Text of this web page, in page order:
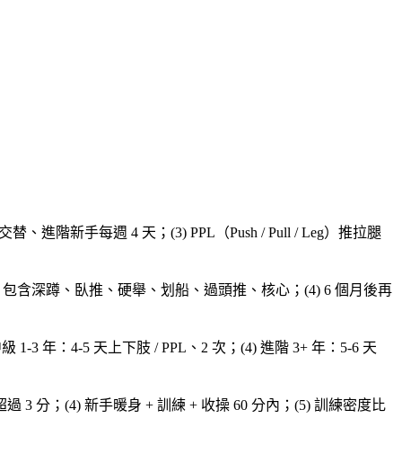
、進階新手每週 4 天；(3) PPL（Push / Pull / Leg）推拉腿
含深蹲、臥推、硬舉、划船、過頭推、核心；(4) 6 個月後再
1-3 年：4-5 天上下肢 / PPL、2 次；(4) 進階 3+ 年：5-6 天
3 分；(4) 新手暖身 + 訓練 + 收操 60 分內；(5) 訓練密度比